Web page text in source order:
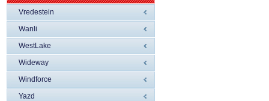
Vredestein
Wanli
WestLake
Wideway
Windforce
Yazd